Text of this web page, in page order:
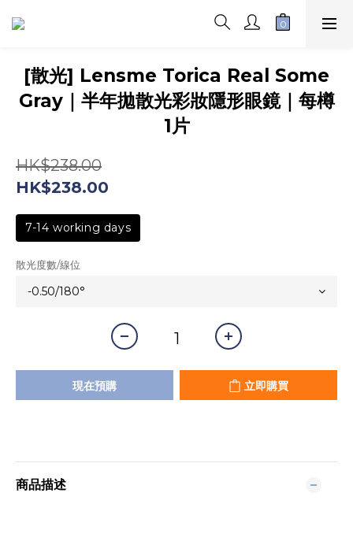
[散光] Lensme Torica Real Some
Gray｜半年拋散光彩妝隱形眼鏡｜每樽
1片
HK$238.00
HK$238.00
7-14 working days
散光度數/線位
現在預購 立即購買
商品描述